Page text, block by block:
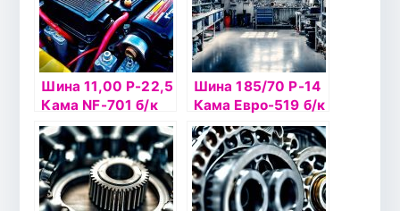
Шина 11,00 Р-22,5
Кама NF-701 б/к
НКШЗ 148/145К
Шина 185/70 Р-14
Кама Евро-519 б/к
НкШЗ шип